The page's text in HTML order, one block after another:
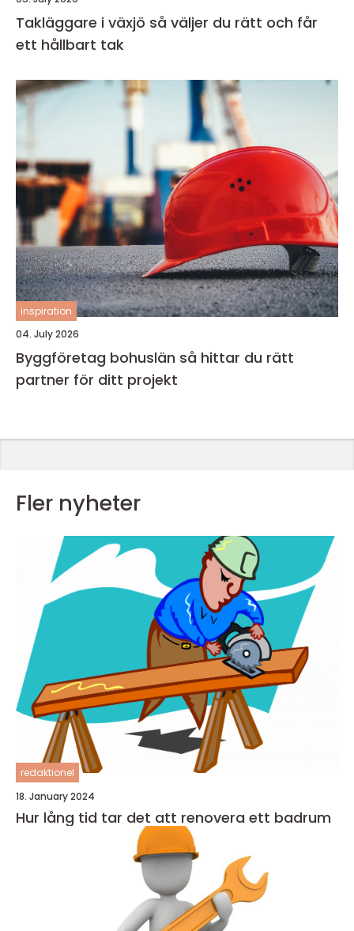
Takläggare i växjö så väljer du rätt och får
ett hållbart tak
inspiration
04. July 2026
Byggföretag bohuslän så hittar du rätt
partner för ditt projekt
Fler nyheter
redaktionel
18. January 2024
Hur lång tid tar det att renovera ett badrum